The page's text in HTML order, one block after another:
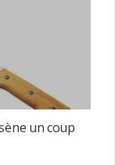
un coup